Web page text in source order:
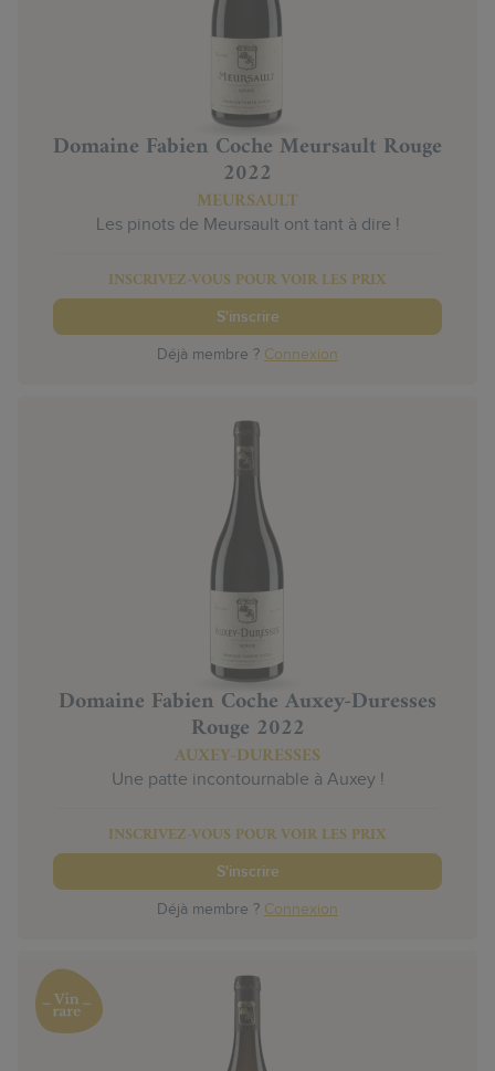
Domaine Fabien Coche Meursault Rouge
2022
MEURSAULT
Les pinots de Meursault ont tant à dire !
INSCRIVEZ-VOUS POUR VOIR LES PRIX
S'inscrire
Déjà membre ? Connexion
Domaine Fabien Coche Auxey-Duresses
Rouge 2022
AUXEY-DURESSES
Une patte incontournable à Auxey !
INSCRIVEZ-VOUS POUR VOIR LES PRIX
S'inscrire
Déjà membre ? Connexion